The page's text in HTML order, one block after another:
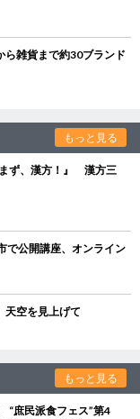
雑貨まで約30ブランド
もっと見る
ず、漢方！』 漢方三
公開講座、オンライン
天空を見上げて
もっと見る
“庶民派食フェス”第4